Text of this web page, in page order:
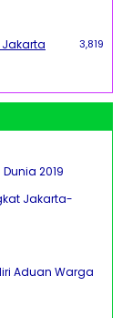
Jakarta
3,819
2019
Jakarta-
Aduan Warga